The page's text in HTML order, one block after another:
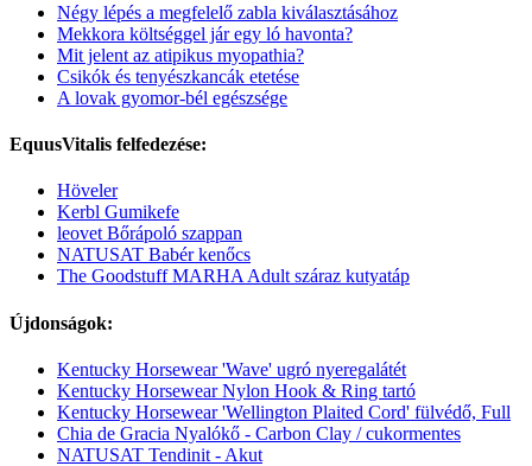
Négy lépés a megfelelő zabla kiválasztásához
Mekkora költséggel jár egy ló havonta?
Mit jelent az atipikus myopathia?
Csikók és tenyészkancák etetése
A lovak gyomor-bél egészsége
EquusVitalis felfedezése:
Höveler
Kerbl Gumikefe
leovet Bőrápoló szappan
NATUSAT Babér kenőcs
The Goodstuff MARHA Adult száraz kutyatáp
Újdonságok:
Kentucky Horsewear 'Wave' ugró nyeregalátét
Kentucky Horsewear Nylon Hook & Ring tartó
Kentucky Horsewear 'Wellington Plaited Cord' fülvédő, Full
Chia de Gracia Nyalókő - Carbon Clay / cukormentes
NATUSAT Tendinit - Akut